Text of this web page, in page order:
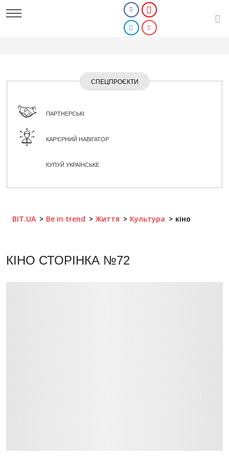
СПЕЦПРОЄКТИ
ПАРТНЕРСЬКІ
КАР'ЄРНИЙ НАВІГАТОР
КУПУЙ УКРАЇНСЬКЕ
BIT.UA Be in trend Життя Культура кіно
КІНО СТОРІНКА №72